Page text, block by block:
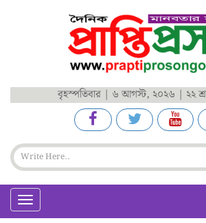
বৃহস্পতিবার | ৬ আগস্ট, ২০২৬ | ২২
Toggle
navigation